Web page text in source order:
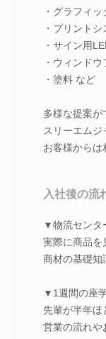
・グラフィ
・プリントシ
・サイン用
・ウィンドウ
・塗料 など
多様な提案が
スリーエムジ
お客様からは
入社後の流
▼物流センタ
実際に商品を
商材の基礎知
▼1週間の座
先輩が半年ほ
営業の流れや